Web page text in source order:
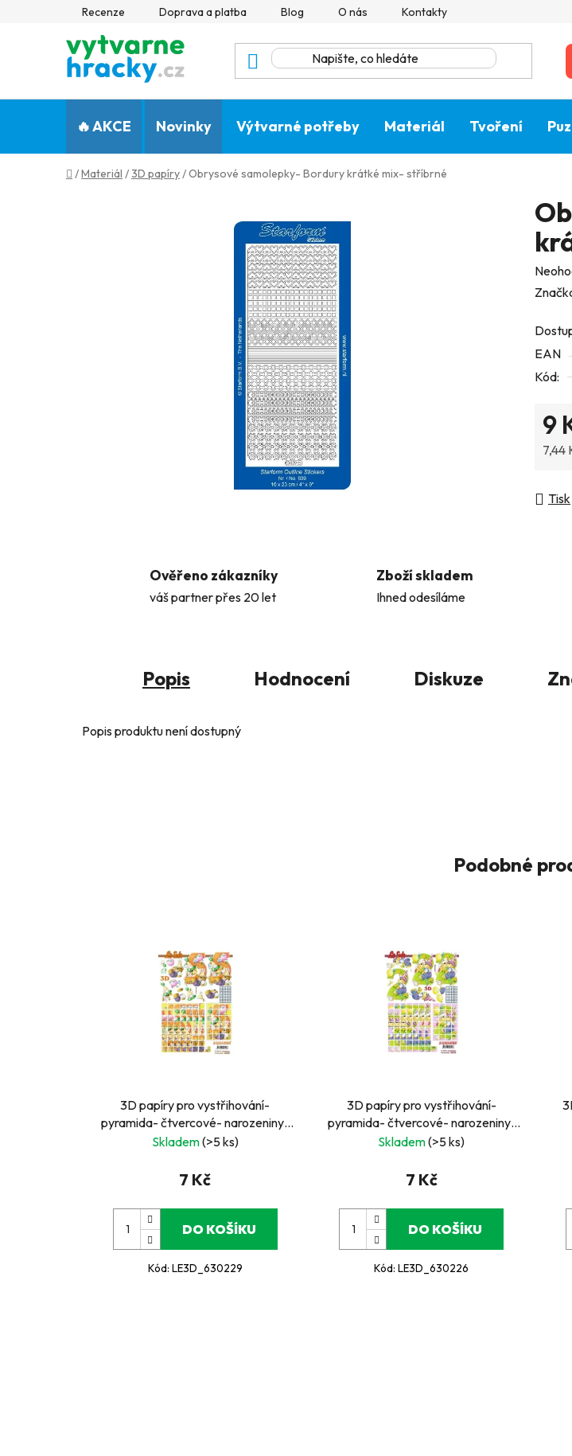
Recenze Doprava a platba Blog O nás Kontakty
🔥 AKCE Novinky Výtvarné potřeby Materiál Tvoření
Domů
/Materiál /3D papíry/Obrysové samolepky- Bordury krátké mix- stříbrné
je
0,0
z
EAN
Kód:
9
7,44
Tisk
Ověřeno zákazníky
váš partner přes 20 let
Zboží skladem
Ihned odesíláme
Popis Hodnocení Diskuze
Popis produktu není dostupný
Podobné
3D papíry pro vystřihování-
pyramida- čtvercové- narozeniny-
číslo 5
Skladem(>5 ks)
7 Kč
DO KOŠÍKU
Kód: LE3D_630229
3D papíry pro vystřihování-
pyramida- čtvercové- narozeniny-
číslo 2
Skladem(>5 ks)
7 Kč
DO KOŠÍKU
Kód:LE3D_630226